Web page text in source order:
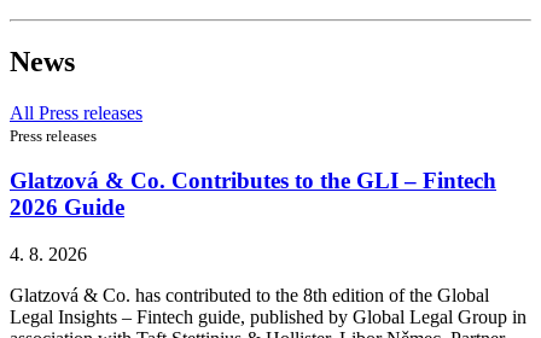
News
All Press releases
Press releases
Glatzová & Co. Contributes to the GLI – Fintech
2026 Guide
4. 8. 2026
Glatzová & Co. has contributed to the 8th edition of the Global
Legal Insights – Fintech guide, published by Global Legal Group in